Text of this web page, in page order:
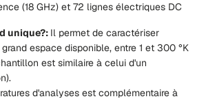
(18 GHz) et 72 lignes électriques DC
unique?: Il permet de caractériser
espace disponible, entre 1 et 300 °K
est similaire à celui d'un
d'analyses est complémentaire à